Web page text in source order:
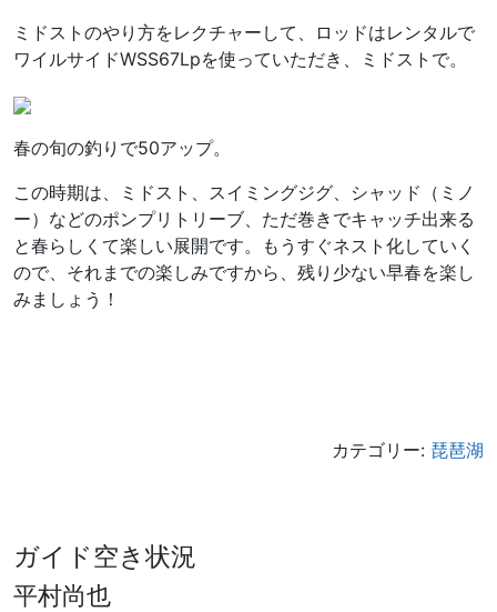
ミドストのやり方をレクチャーして、ロッドはレンタルで
ワイルサイドWSS67Lpを使っていただき、ミドストで。
春の旬の釣りで50アップ。
この時期は、ミドスト、スイミングジグ、シャッド（ミノ
ー）などのポンプリトリーブ、ただ巻きでキャッチ出来る
と春らしくて楽しい展開です。もうすぐネスト化していく
ので、それまでの楽しみですから、残り少ない早春を楽し
みましょう！
カテゴリー: 琵琶湖
ガイド空き状況
平村尚也